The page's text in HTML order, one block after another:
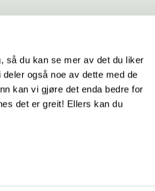
så du kan se mer av det du liker
også noe av dette med de
kan vi gjøre det enda bedre for
det er greit! Ellers kan du
Hurtiglenker